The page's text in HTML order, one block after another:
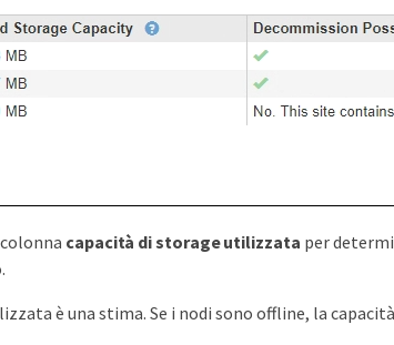
capacità di storage utilizzata per
è una stima. Se i nodi sono offline, la